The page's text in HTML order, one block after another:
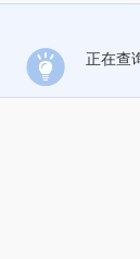
正在查